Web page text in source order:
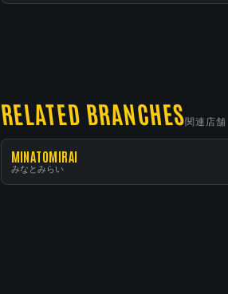
RELATED BRANCHES関連店舗
MINATOMIRAI
みなとみらい